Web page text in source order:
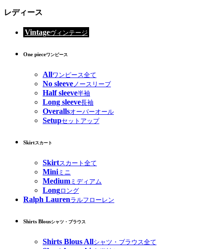
レディース
Vintageヴィンテージ
One pieceワンピース
Allワンピース全て
No sleeveノースリーブ
Half sleeve半袖
Long sleeve長袖
Overallsオーバーオール
Setupセットアップ
Skirtスカート
Skirtスカート全て
Miniミニ
Medium ミディアム
Longロング
Ralph Laurenラルフローレン
Shirts Blousシャツ・ブラウス
Shirts Blous Allシャツ・ブラウス全て